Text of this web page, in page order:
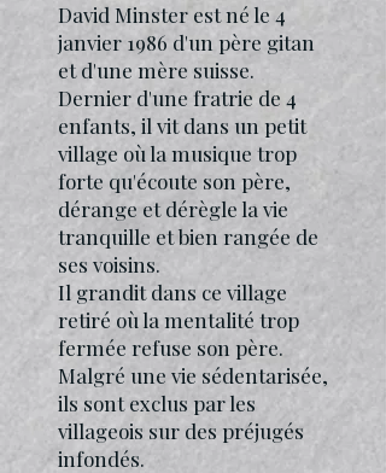
David Minster est né le 4
janvier 1986 d'un père gitan
et d'une mère suisse.
Dernier d'une fratrie de 4
enfants, il vit dans un petit
village où la musique trop
forte qu'écoute son père,
dérange et dérègle la vie
tranquille et bien rangée de
ses voisins.
Il grandit dans ce village
retiré où la mentalité trop
fermée refuse son père.
Malgré une vie sédentarisée,
ils sont exclus par les
villageois sur des préjugés
infondés.